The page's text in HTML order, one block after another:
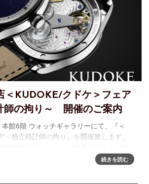
＜KUDOKE/クドケ＞フェア
師の拘り～ 開催のご案内
館6階 ウォッチギャラリーにて、『＜
～独立時計師の拘り』を開催致します。
」。2019年のGPHG※１で、“Petit続きを読む